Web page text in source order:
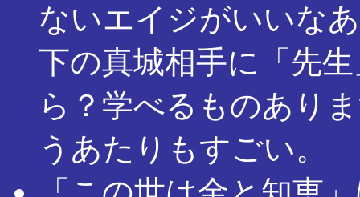
ないエイジがいいな
下の真城相手に「先
ら？学べるものあり
うあたりもすごい。